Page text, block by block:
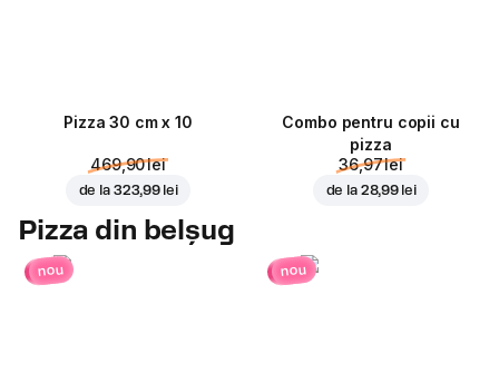
Pizza 30 cm x 10
469,90 lei
de la 323,99 lei
Combo pentru copii cu
pizza
36,97 lei
de la 28,99 lei
Pizza din belșug
nou nou